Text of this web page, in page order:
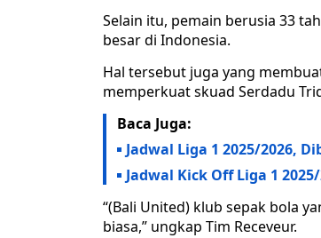
Selain itu, pemain berusia 33
besar di Indonesia.
Hal tersebut juga yang
memperkuat skuad Serdadu
Baca Juga:
Jadwal Liga 1 2025/2026,
Jadwal Kick Off Liga 1
“(Bali United) klub sepak bola
biasa,” ungkap Tim Receveur.